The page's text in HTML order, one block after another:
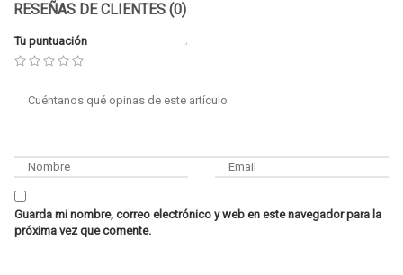
RESEÑAS DE CLIENTES (0)
Tu puntuación
Guarda mi nombre, correo electrónico y web en este navegador para la
próxima vez que comente.